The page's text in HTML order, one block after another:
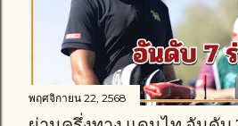
พฤศจิกายน 22, 2568